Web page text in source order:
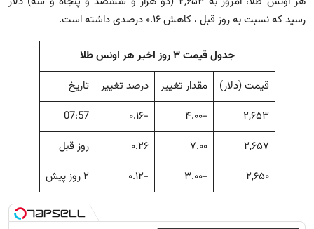
رسید که نسبت به روز قبل ، کاهش ۰.۱۶ درصدی داشته است.
جدول قیمت ۳ روز اخیر هر اونس طلا
قیمت (دلار)
مقدار تغییر درصد تغییر
تاریخ
۲,۶۵۳
-۴.۰۰ -۰.۱۶
07:57
۲,۶۵۷
۷.۰۰ ۰.۲۶
روز قبل
۲,۶۵۰
-۳.۰۰ -۰.۱۲ ۲ روز پیش